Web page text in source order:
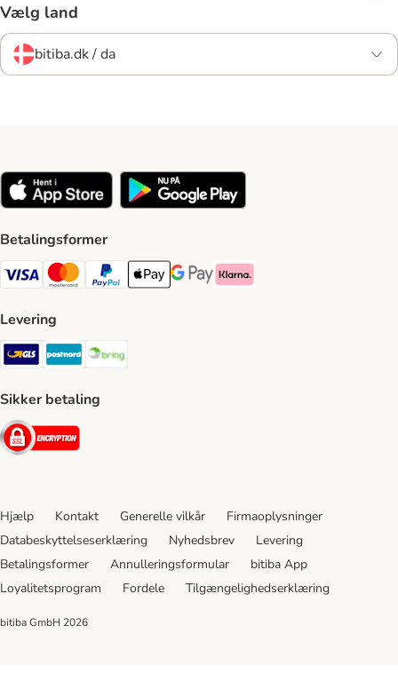
Vælg land
bitiba.dk / da
Betalingsformer
VISA Payment Method
Mastercard Payment Method
Paypal Payment Method
Apple Pay Payment Method
Google Pay Payment Method
Klarna Payment Method
Levering
GLS Shipping Method
Postnord Shipping Method
Sikker betaling
Security
Hjælp Kontakt Generelle vilkår
Firmaoplysninger
Databeskyttelseserklæring
Nyhedsbrev
Levering
Betalingsformer
Annulleringsformular
bitiba App
Loyalitetsprogram
Fordele Tilgængelighedserklæring
bitiba GmbH 2026